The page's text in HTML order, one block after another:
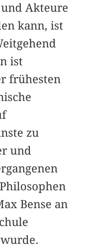
Akteure
kann, ist
ist
frühesten
zu
und
Bense an